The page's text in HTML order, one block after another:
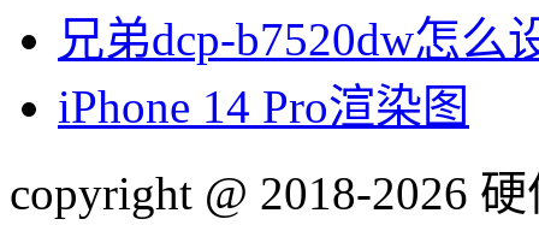
兄弟dcp-b7520dw怎么
iPhone 14 Pro渲染图
copyright @ 2018-2026